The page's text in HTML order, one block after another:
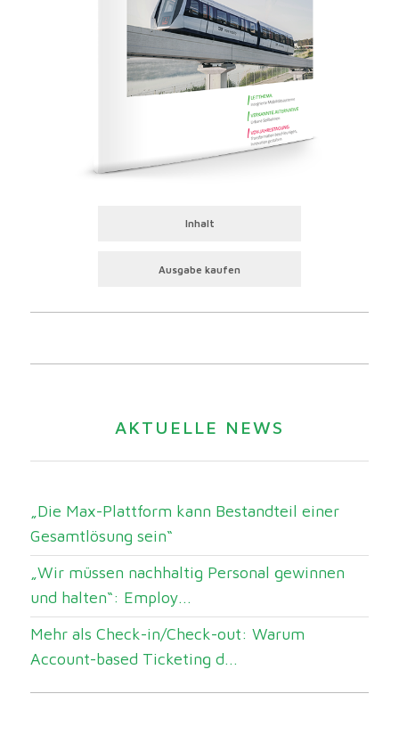
Inhalt
Ausgabe kaufen
AKTUELLE NEWS
„Die Max-Plattform kann Bestandteil einer
Gesamtlösung sein“
„Wir müssen nachhaltig Personal gewinnen
und halten“: Employ...
Mehr als Check-in/Check-out: Warum
Account-based Ticketing d...